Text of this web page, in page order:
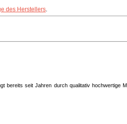
des Herstellers.
bereits seit Jahren durch qualitativ hochwertige